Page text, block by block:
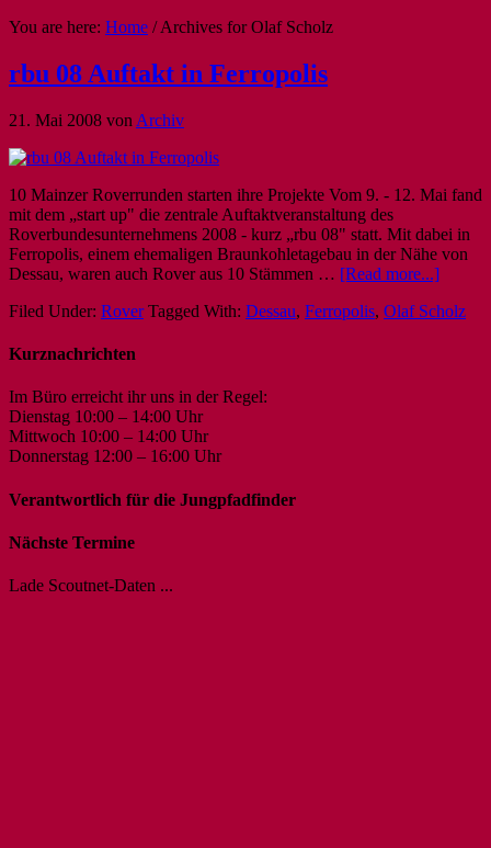
You are here: Home /Archives for Olaf Scholz
rbu 08 Auftakt in Ferropolis
21. Mai 2008 von Archiv
10 Mainzer Roverrunden starten ihre Projekte Vom 9. - 12. Mai fand
mit dem „start up" die zentrale Auftaktveranstaltung des
Roverbundesunternehmens 2008 - kurz „rbu 08" statt. Mit dabei in
Ferropolis, einem ehemaligen Braunkohletagebau in der Nähe von
Dessau, waren auch Rover aus 10 Stämmen … [Read more...]
Filed Under: Rover Tagged With: Dessau, Ferropolis, Olaf Scholz
Kurznachrichten
Im Büro erreicht ihr uns in der Regel:
Dienstag 10:00 – 14:00 Uhr
Mittwoch 10:00 – 14:00 Uhr
Donnerstag 12:00 – 16:00 Uhr
Verantwortlich für die Jungpfadfinder
Nächste Termine
Lade Scoutnet-Daten ...